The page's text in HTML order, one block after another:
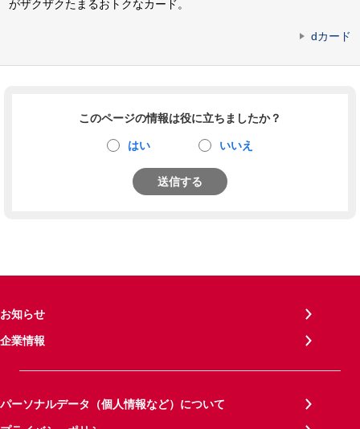
がザクザクたまるおトクなカード。
dカード
このページの情報は役に立ちましたか？
はい いいえ
送信する
お知らせ
企業情報
パーソナルデータ（個人情報など）について